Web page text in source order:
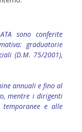
sono conferite
graduatorie
(D.M. 75/2001),
annuali e fino al
mentre i dirigenti
temporanee e alle